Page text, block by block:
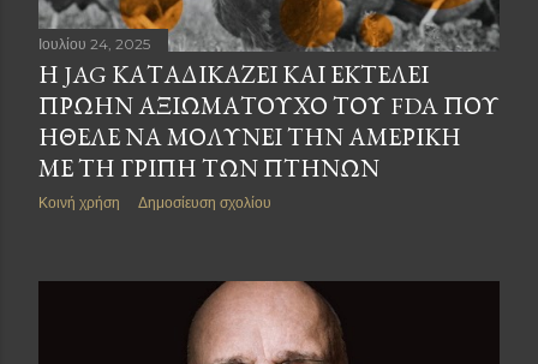
Ιουλίου 24, 2025
Η JAG ΚΑΤΑΔΙΚΆΖΕΙ ΚΑΙ ΕΚΤΕΛΕΊ
ΠΡΏΗΝ ΑΞΙΩΜΑΤΟΎΧΟ ΤΟΥ FDA ΠΟΥ
ΉΘΕΛΕ ΝΑ ΜΟΛΎΝΕΙ ΤΗΝ ΑΜΕΡΙΚΉ
ΜΕ ΤΗ ΓΡΊΠΗ ΤΩΝ ΠΤΗΝΏΝ
Κοινή χρήση Δημοσίευση σχολίου